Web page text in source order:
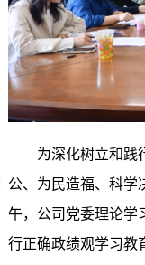
为深化树立和践
公、为民造福、科学
午，公司党委理论学
行正确政绩观学习教